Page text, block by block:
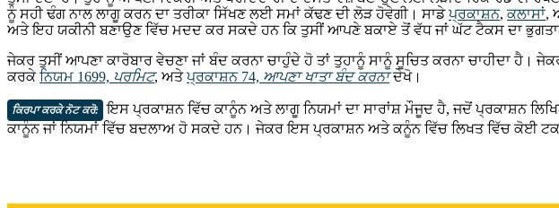
ਨੂੰ ਸਹੀ ਢੰਗ ਨਾਲ ਲਾਗੂ ਕਰਨ ਦਾ ਤਰੀਕਾ ਸਿੱਖਣ ਲਈ ਸਮਾਂ ਕੱਢਣ ਦੀ ਲੋੜ ਹੋਵੇਗੀ। ਸਾਡੇਪ੍ਰਕਾਸ਼ਨ,ਕਲਾਸਾਂ,
ਅਤੇ ਇਹ ਯਕੀਨੀ ਬਣਾਉਣ ਵਿੱਚ ਮਦਦ ਕਰ ਸਕਦੇ ਹਨ ਕਿ ਤੁਸੀਂ ਆਪਣੇ ਬਕਾਏ ਤੋਂ ਵੱਧ ਜਾਂ ਘੱਟ ਟੈਕਸ ਦਾ
ਜੇਕਰ ਤੁਸੀਂ ਆਪਣਾ ਕਾਰੋਬਾਰ ਵੇਚਣਾ ਜਾਂ ਬੰਦ ਕਰਨਾ ਚਾਹੁੰਦੇ ਹੋ ਤਾਂ ਤੁਹਾਨੂੰ ਸਾਨੂੰ ਸੂਚਿਤ ਕਰਨਾ ਚਾਹੀਦਾ ਹੈ।
ਕਰਕੇਨਿਯਮ 1699, ਪਰਮਿਟ, ਅਤੇਪ੍ਰਕਾਸ਼ਨ 74, ਆਪਣਾ ਖਾਤਾ ਬੰਦ ਕਰਨਾਦੇਖੋ।
ਕਿਰਪਾ ਕਰਕੇ ਨੋਟ ਕਰੋ:
ਇਸ ਪ੍ਰਕਾਸ਼ਨ ਵਿੱਚ ਕਾਨੂੰਨ ਅਤੇ ਲਾਗੂ ਨਿਯਮਾਂ ਦਾ ਸਾਰਾਂਸ਼ ਮੌਜੂਦ ਹੈ, ਜਦੋਂ ਪ੍ਰਕਾਸ਼ਨ
ਕਾਨੂੰਨ ਜਾਂ ਨਿਯਮਾਂ ਵਿੱਚ ਬਦਲਾਅ ਹੋ ਸਕਦੇ ਹਨ। ਜੇਕਰ ਇਸ ਪ੍ਰਕਾਸ਼ਨ ਅਤੇ ਕਨੂੰਨ ਵਿੱਚ ਲਿਖਤ ਵਿੱਚ ਕੋਈ